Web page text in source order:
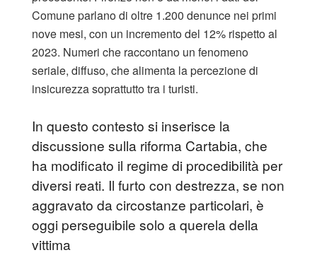
Comune parlano di oltre 1.200 denunce nei primi
nove mesi, con un incremento del 12% rispetto al
2023. Numeri che raccontano un fenomeno
seriale, diffuso, che alimenta la percezione di
insicurezza soprattutto tra i turisti.
In questo contesto si inserisce la
discussione sulla riforma Cartabia, che
ha modificato il regime di procedibilità per
diversi reati. Il furto con destrezza, se non
aggravato da circostanze particolari, è
oggi perseguibile solo a querela della
vittima